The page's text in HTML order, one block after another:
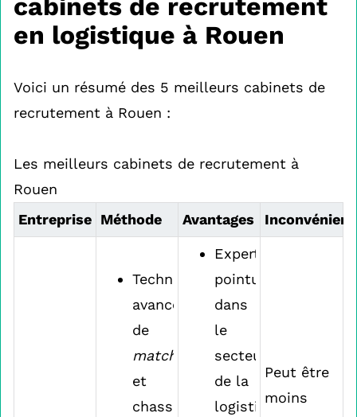
cabinets de recrutement
en logistique à Rouen
Voici un résumé des 5 meilleurs cabinets de
recrutement à Rouen :
Les meilleurs cabinets de recrutement à
Rouen
Entreprise Méthode Avantages
Technologies
avancées
de
matching
et
chasse
Expertise
pointue
dans
le
secteur
de la
logistique
Peut être
moins